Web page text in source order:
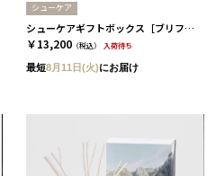
シューケア
シューケアギフトボックス［ブリフトアッシュ］
￥13,200 （税込） 入荷待ち
最短8月11日(火)にお届け